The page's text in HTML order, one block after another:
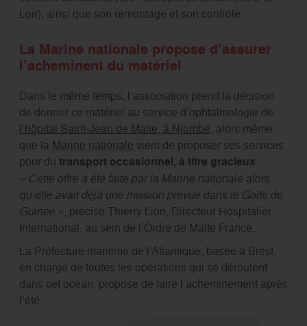
Loir), ainsi que son remontage et son contrôle.
La Marine nationale propose d’assurer
l’acheminent du matériel
Dans le même temps, l’association prend la décision
de donner ce matériel au service d’ophtalmologie de
l’hôpital Saint-Jean de Malte, à Njombé, alors même
que la Marine nationale vient de proposer ses services
pour du transport occasionnel, à titre gracieux.
« Cette offre a été faite par la Marine nationale alors
qu’elle avait déjà une mission prévue dans le Golfe de
Guinée », précise Thierry Lion, Directeur Hospitalier
International, au sein de l’Ordre de Malte France.
La Préfecture maritime de l’Atlantique, basée à Brest,
en charge de toutes les opérations qui se déroulent
dans cet océan, propose de faire l’acheminement après
l’été.